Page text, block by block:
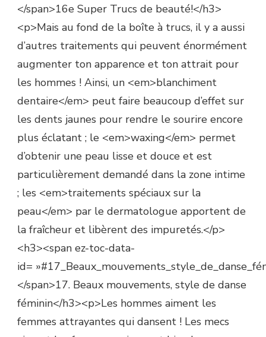
</span>16e Super Trucs de beauté!</h3>
<p>Mais au fond de la boîte à trucs, il y a aussi
d’autres traitements qui peuvent énormément
augmenter ton apparence et ton attrait pour
les hommes ! Ainsi, un <em>blanchiment
dentaire</em> peut faire beaucoup d’effet sur
les dents jaunes pour rendre le sourire encore
plus éclatant ; le <em>waxing</em> permet
d’obtenir une peau lisse et douce et est
particulièrement demandé dans la zone intime
; les <em>traitements spéciaux sur la
peau</em> par le dermatologue apportent de
la fraîcheur et libèrent des impuretés.</p>
<h3><span ez-toc-data-
id=
</span>17. Beaux mouvements, style de danse
féminin</h3><p>Les hommes aiment les
femmes attrayantes qui dansent ! Les mecs